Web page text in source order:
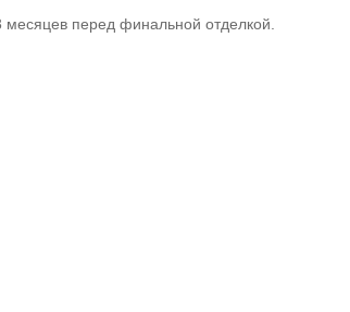
месяцев перед финальной отделкой.